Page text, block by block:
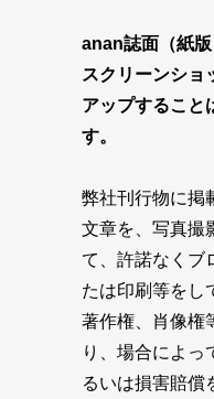
anan誌面（紙版
スクリーンショ
アップすること
す。
弊社刊行物に掲
文章を、写真撮
て、許諾なくブ
たは印刷等をし
著作権、肖像権
り、場合によっ
るいは損害賠償